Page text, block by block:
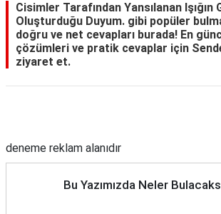
Cisimler Tarafından Yansılanan Işığın
Oluşturduğu Duyum. gibi popüler
doğru ve net cevapları burada! En
çözümleri ve pratik cevaplar için
ziyaret et.
deneme reklam alanıdır
Bu Yazımızda Neler